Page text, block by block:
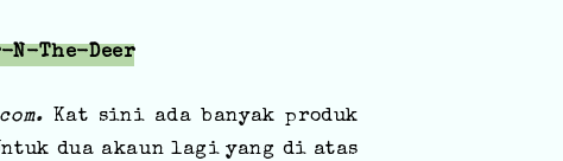
The-Deer
Kat sini ada banyak produk
dua akaun lagi yang di atas